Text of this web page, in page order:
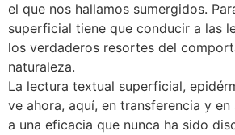
el que nos hallamos sumergidos.
superficial tiene que conducir a las
los verdaderos resortes del
naturaleza.
La lectura textual superficial,
ve ahora, aquí, en transferencia y
a una eficacia que nunca ha sido